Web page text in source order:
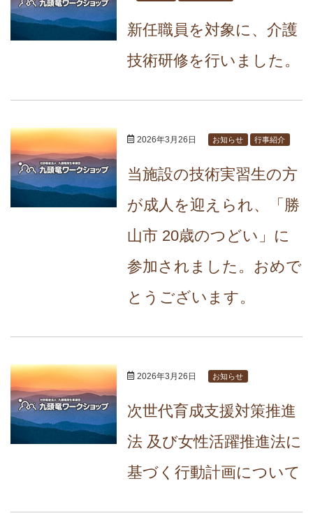
新任職員を対象に、介護
技術研修を行いました。
2026年3月26日 お知らせ 行事紹介
当施設の技術実習生の方
が成人を迎えられ、「勝
山市 20歳のつどい」に
参加されました。おめで
とうございます。
2026年3月26日 お知らせ
次世代育成支援対策推進
法 及び女性活躍推進法に
基づく行動計画について